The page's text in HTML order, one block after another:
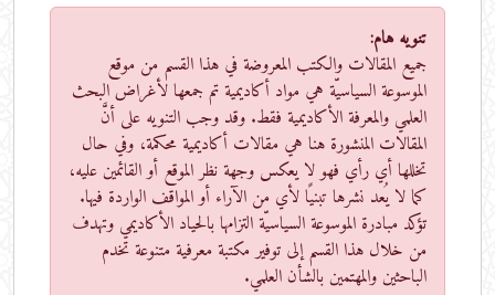
تنويه هام:
جميع المقالات والكتب المعروضة في هذا القسم من موقع
الموسوعة السياسيّة هي مواد أكاديمية تم جمعها لأغراض البحث
العلمي والمعرفة الأكاديمية فقط. وقد وجب التنويه على أنَّ
المقالات المنشورة هنا هي مقالات أكاديمية محكمة، وفي حال
تخللها أي رأي فهو لا يعكس وجهة نظر الموقع أو القائمين عليه،
كما لا يُعد نشرها تبنيًا لأي من الآراء أو المواقف الواردة فيها.
تؤكد مبادرة الموسوعة السياسيّة التزامها بالحياد الأكاديمي وتهدف
من خلال هذا القسم إلى توفير مكتبة معرفية متنوعة تخدم
الباحثين والمهتمين بالشأن العلمي.